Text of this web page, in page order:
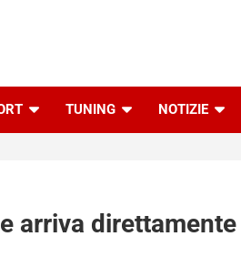
TUNING NOTIZIE
arriva